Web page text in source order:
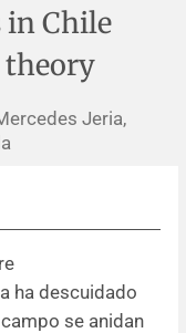
in Chile
theory
Jeria,
ha descuidado
se anidan